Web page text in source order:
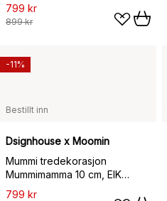
799 kr
899 kr
Bestillt inn
Dsignhouse x Moomin
Mummi tredekorasjon
Mummimamma 10 cm, EIK
(FSC)
799 kr
-11%